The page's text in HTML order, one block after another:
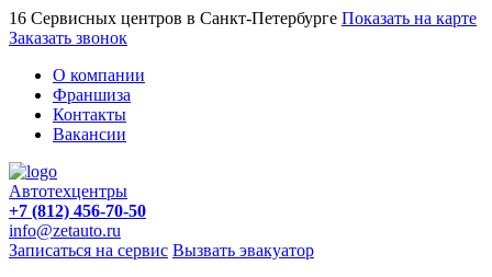
16 Сервисных центров в Санкт-Петербурге Показать на карте
Заказать звонок
О компании
Франшиза
Контакты
Вакансии
Автотехцентры
+7 (812) 456-70-50
info@zetauto.ru
Записаться на сервис Вызвать эвакуатор